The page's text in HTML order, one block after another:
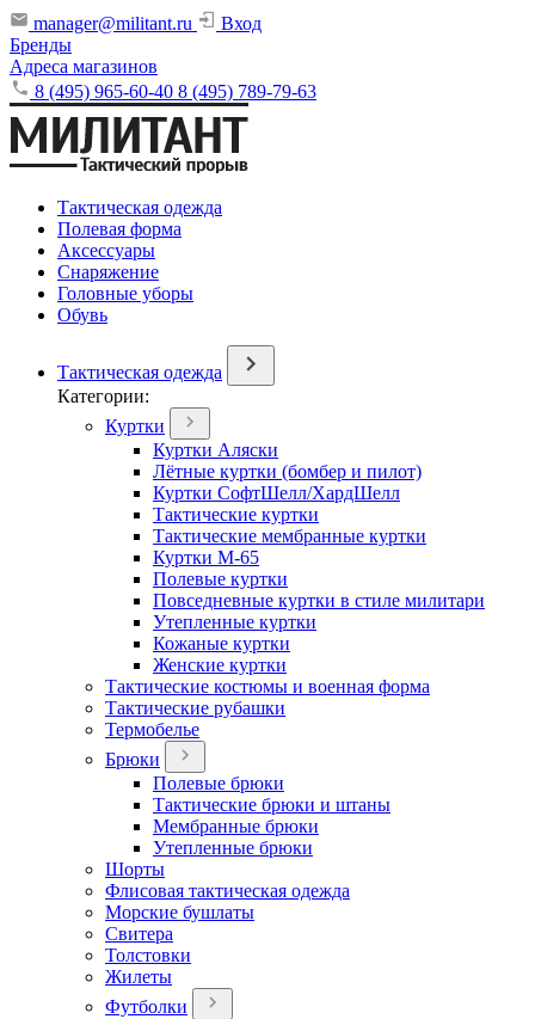
manager@militant.ru
Вход
Бренды
Адреса магазинов
8 (495) 965-60-40 8 (495) 789-79-63
Тактическая одежда
Полевая форма
Аксессуары
Снаряжение
Головные уборы
Обувь
Тактическая одежда
Категории:
Куртки
Куртки Аляски
Лётные куртки (бомбер и пилот)
Куртки СофтШелл/ХардШелл
Тактические куртки
Тактические мембранные куртки
Куртки М-65
Полевые куртки
Повседневные куртки в стиле милитари
Утепленные куртки
Кожаные куртки
Женские куртки
Тактические костюмы и военная форма
Тактические рубашки
Термобелье
Брюки
Полевые брюки
Тактические брюки и штаны
Мембранные брюки
Утепленные брюки
Шорты
Флисовая тактическая одежда
Морские бушлаты
Свитера
Толстовки
Жилеты
Футболки